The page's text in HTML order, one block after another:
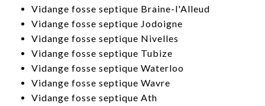
​Vidange fosse septique Braine-l'Alleud
​Vidange fosse septique Jodoigne
​Vidange fosse septique Nivelles
​Vidange fosse septique Tubize
​Vidange fosse septique Waterloo
​Vidange fosse septique Wavre
​Vidange fosse septique Ath